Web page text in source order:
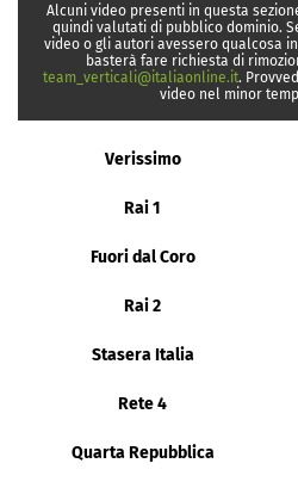
Alcuni video presenti in questa
quindi valutati di pubblico dominio.
video o gli autori avessero qualcosa
basterà fare richiesta di
team_verticali@italiaonline.it.
video nel minor
Verissimo
Rai 1
Fuori dal Coro
Rai 2
Stasera Italia
Rete 4
Quarta Repubblica